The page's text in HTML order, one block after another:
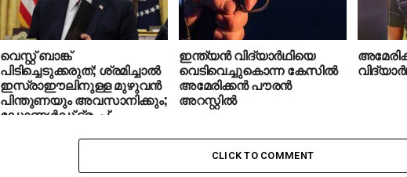
വെസ്റ്റ് ബാങ്ക്
പിടിച്ചെടുക്കരുത്; ശ്രമിച്ചാല്‍
ഇസ്രാഈലിനുള്ള മുഴുവന്‍
പിന്തുണയും അവസാനിക്കും;
ഡോണള്‍ഡ് ട്രംപ്
ഇന്ത്യന്‍ വിദ്യാര്‍ഥിയെ
വെടിവെച്ചുകൊന്ന കേസില്‍
അമേരിക്കന്‍ പൗരന്‍
അറസ്റ്റില്‍
CLICK TO COMMENT